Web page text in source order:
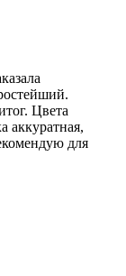
Цвета
аккуратная,
для